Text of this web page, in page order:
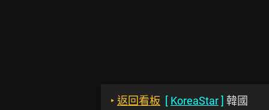
‣ 返回看板 [ KoreaStar] 韓國